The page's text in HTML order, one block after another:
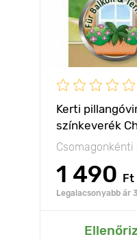
Kerti
színkeverék
1 490 Ft
Legalacsonyabb ár